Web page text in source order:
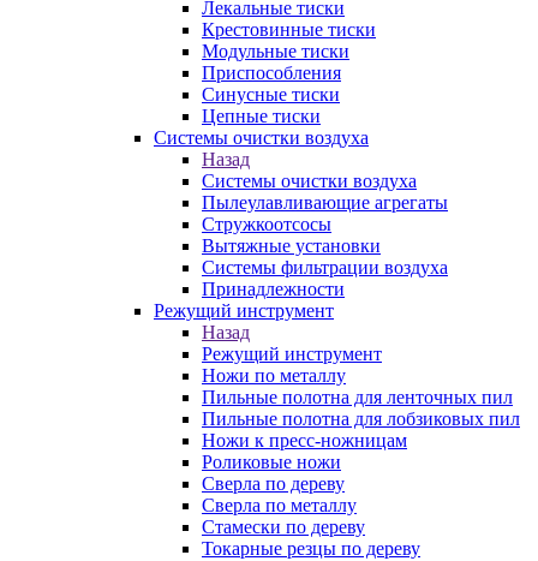
Лекальные тиски
Крестовинные тиски
Модульные тиски
Приспособления
Синусные тиски
Цепные тиски
Системы очистки воздуха
Назад
Системы очистки воздуха
Пылеулавливающие агрегаты
Стружкоотсосы
Вытяжные установки
Системы фильтрации воздуха
Принадлежности
Режущий инструмент
Назад
Режущий инструмент
Ножи по металлу
Пильные полотна для ленточных пил
Пильные полотна для лобзиковых пил
Ножи к пресс-ножницам
Роликовые ножи
Сверла по дереву
Сверла по металлу
Стамески по дереву
Токарные резцы по дереву